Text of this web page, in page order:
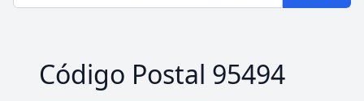
Código Postal 95494